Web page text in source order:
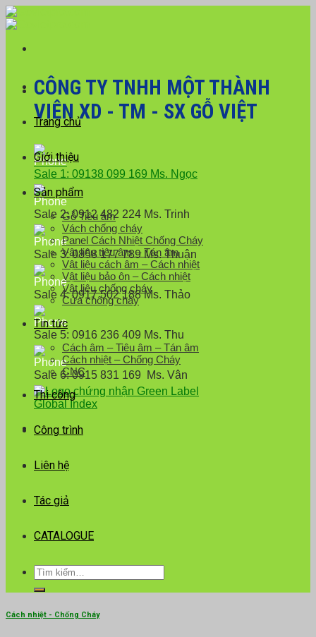
Skip
to
CÔNG TY TNHH MỘT THÀNH
VIÊN XD - TM - SX GỖ VIỆT
Sale 1: 09138 099 169 Ms. Ngọc
Sale 2: 0912 482 224 Ms. Trinh
Sale 3: 0858 177 789 Ms. Thuận
Sale 4: 0917 502 188 Ms. Thảo
Sale 5: 0916 236 409 Ms. Thu
Sale 6: 0915 831 169 Ms. Vân
Trang chủ
Giới thiệu
Sản phẩm
Gỗ Tiêu âm
Vách chống cháy
Panel Cách Nhiệt Chống Cháy
Vật liệu tiêu âm – Tán âm
Vật liệu cách âm – Cách nhiệt
Vật liệu bảo ôn – Cách nhiệt
Vật liệu chống cháy
Cửa chống cháy
Tin tức
Cách âm – Tiêu âm – Tán âm
Cách nhiệt – Chống Cháy
CNC
Thi công
Công trình
Liên hệ
Tác giả
CATALOGUE
Tìm
kiếm:
Cách nhiệt - Chống Cháy
Với đơn hàng số lượng lớn, Quý khách hàng vui
lòng liên hệ hotline 0916 099 169 để được hỗ trợ